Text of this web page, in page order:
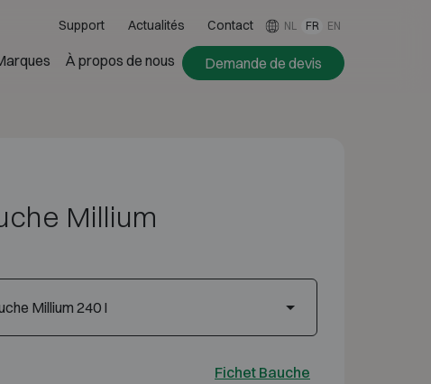
Support Actualités Contact NL FR EN
À propos de nous Demande de devis
Millium
Millium 240 I
Fichet Bauche